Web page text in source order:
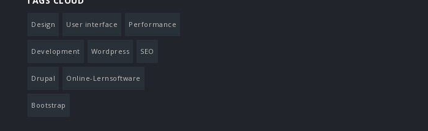
Design User interface Performance
Development Wordpress SEO
Drupal Online-Lernsoftware
Bootstrap